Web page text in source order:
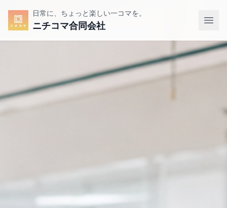
日常に、ちょっと楽しい一コマを。
ニチコマ合同会社